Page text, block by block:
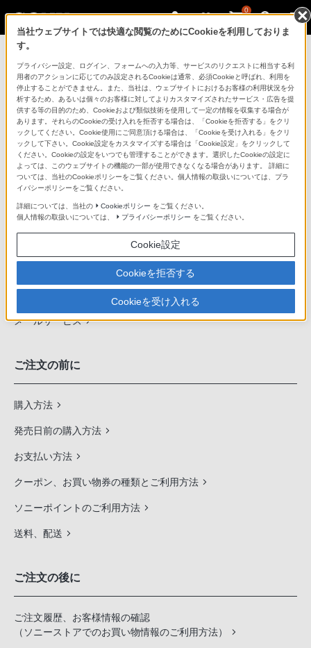
0
ソニーストアのご利用ガイド
ご利用ガイドでは、ソニーストアのご利用方法・サービ
スに関しまとめてご案内しております。
ご利用の前に
ソニーストア 店舗のご案内
ソニーショップ（ソニーストア取次店）のご案内
ソニーストアの特典・サービス
（長期保証、下取サービス、設置・設定サービスなど）
定期クーポンのプレゼントについて
メールサービス
ご注文の前に
購入方法
発売日前の購入方法
お支払い方法
クーポン、お買い物券の種類とご利用方法
ソニーポイントのご利用方法
送料、配送
ご注文の後に
ご注文履歴、お客様情報の確認
（ソニーストアでのお買い物情報のご利用方法）
当社ウェブサイトでは快適な閲覧のためにCookieを利用しておりま
す。
プライバシー設定、ログイン、フォームへの入力等、サービスのリクエストに相当する利
用者のアクションに応じてのみ設定されるCookieは通常、必須Cookieと呼ばれ、利用を
停止することができません。また、当社は、ウェブサイトにおけるお客様の利用状況を分
析するため、あるいは個々のお客様に対してよりカスタマイズされたサービス・広告を提
供する等の目的のため、Cookieおよび類似技術を使用して一定の情報を収集する場合が
あります。それらのCookieの受け入れを拒否する場合は、「Cookieを拒否する」をクリ
ックしてください。Cookie使用にご同意頂ける場合は、「Cookieを受け入れる」をクリ
ックして下さい。Cookie設定をカスタマイズする場合は「Cookie設定」をクリックして
ください。Cookieの設定をいつでも管理することができます。選択したCookieの設定に
よっては、このウェブサイトの機能の一部が使用できなくなる場合があります。 詳細に
ついては、当社のCookieポリシーをご覧ください。個人情報の取扱いについては、プラ
イバシーポリシーをご覧ください。
詳細については、当社の Cookieポリシー をご覧ください。
個人情報の取扱いについては、
プライバシーポリシー をご覧ください。
Cookie設定
Cookieを拒否する
Cookieを受け入れる